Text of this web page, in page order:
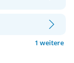
1 weitere